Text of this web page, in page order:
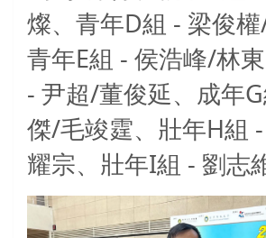
燦、青年D組 - 梁俊權
青年E組 - 侯浩峰/林
- 尹超/董俊延、成年G
傑/毛竣霆、壯年H組 -
耀宗、壯年I組 - 劉志